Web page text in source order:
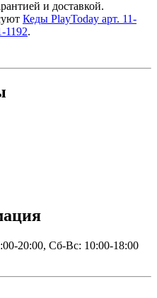
и доставкой.
Кеды PlayToday арт. 11-
1192.
20:00, Сб-Вс: 10:00-18:00